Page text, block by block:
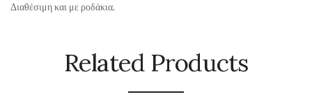
Διαθέσιμη και με ροδάκια.
Related Products